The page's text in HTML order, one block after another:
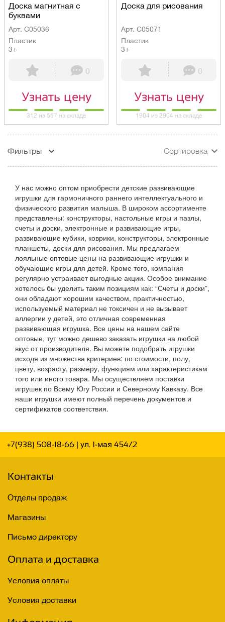
Доска магнитная с
буквами
Арт. C05036
Пластик
3+
0
Узнать цену
312 из 557 на складе
Доска для рисования
Арт. C05071
Пластик
3+
0
Узнать цену
1904 из 2904 на складе
Фильтры Сортировка
У нас можно оптом приобрести детские развивающие
игрушки для гармоничного раннего интеллектуального и
физического развития малыша. В широком ассортименте
представлены: конструкторы, настольные игры и пазлы,
счеты и доски, электронные и развивающие игры,
развивающие кубики, коврики, конструкторы, электронные
планшеты, доски для рисования. Мы предлагаем
лояльные оптовые цены на развивающие игрушки и
обучающие игры для детей. Кроме того, компания
регулярно устраивает выгодные акции. Особое внимание
хотелось бы уделить таким позициям как: “Счеты и доски”,
они обладают хорошим качеством, практичностью,
используемый материал не токсичен и не вызывает
аллергии у детей, это отличная современная
развивающая игрушка. Все цены на нашем сайте
оптовые, тут можно дешево заказать игрушки на любой
вкус от производителя. Вы можете подобрать игрушки
исходя из множества критериев: по стоимости, полу,
цвету, возрасту, размеру, функциям или характеристикам
того или иного товара. Мы осуществляем поставки
игрушек по Всему Югу России и Северному Кавказу. Все
наши игрушки имеют полный перечень документов и
сертификатов соответствия.
+7(938) 508-18-66 | ул. 1-мая 454/2
Оплата и доставка
Условия оплаты
Условия доставки
Контакты
Отделы продаж
Магазины
Письмо директору